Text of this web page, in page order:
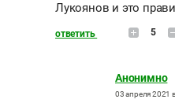
Лукоянов и это
ответить 5
Анонимно
03 апреля 2021